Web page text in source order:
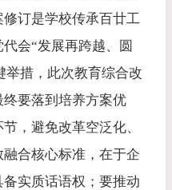
订是学校传承百廿工
会“发展再跨越、圆
举措，此次教育综合改
要落到培养方案优
，避免改革空泛化、
合核心标准，在于企
实质话语权；要推动